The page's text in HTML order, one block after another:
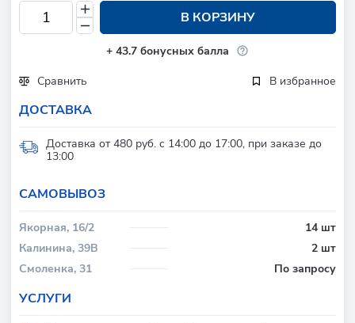
В КОРЗИНУ
+ 43.7 бонусных балла
Сравнить
В избранное
ДОСТАВКА
Доставка от 480 руб. с 14:00 до 17:00, при заказе до
13:00
CАМОВЫВОЗ
Якорная, 16/2
14 шт
Калинина, 39В
2 шт
Смоленка, 31
По запросу
УСЛУГИ